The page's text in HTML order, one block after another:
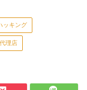
ッキング
理店